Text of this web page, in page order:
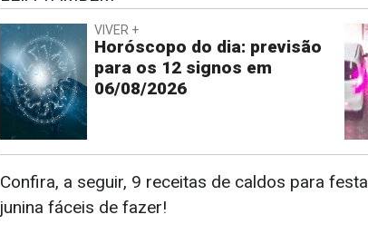
VIVER +
Horóscopo do dia: previsão
para os 12 signos em
06/08/2026
Confira, a seguir, 9 receitas de caldos para festa
junina fáceis de fazer!